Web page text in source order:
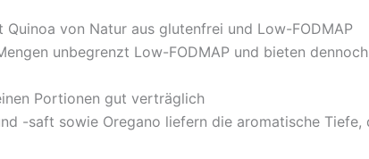
von Natur aus glutenfrei und Low-FODMAP
unbegrenzt Low-FODMAP und bieten
Portionen gut verträglich
-saft sowie Oregano liefern die aromatische